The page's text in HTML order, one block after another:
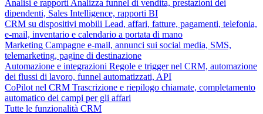
Analisi e rapporti Analizza funnel di vendita, prestazioni dei
dipendenti, Sales Intelligence, rapporti BI
CRM su dispositivi mobili Lead, affari, fatture, pagamenti, telefonia,
e-mail, inventario e calendario a portata di mano
Marketing Campagne e-mail, annunci sui social media, SMS,
telemarketing, pagine di destinazione
Automazione e integrazioni Regole e trigger nel CRM, automazione
dei flussi di lavoro, funnel automatizzati, API
CoPilot nel CRM Trascrizione e riepilogo chiamate, completamento
automatico dei campi per gli affari
Tutte le funzionalità CRM